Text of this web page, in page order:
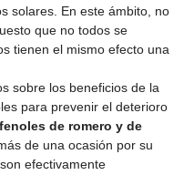
solares. En este ámbito, no
que no todos se
tienen el mismo efecto una
sobre los beneficios de la
para prevenir el deterioro
de romero y de
de una ocasión por su
efectivamente